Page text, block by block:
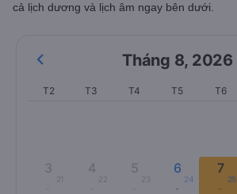
cả lịch dương và lịch âm ngay bên dưới.
Tháng 8, 2026
T2 T3 T4 T5 T6
3
21
4 5 6
24
-
7
25
-